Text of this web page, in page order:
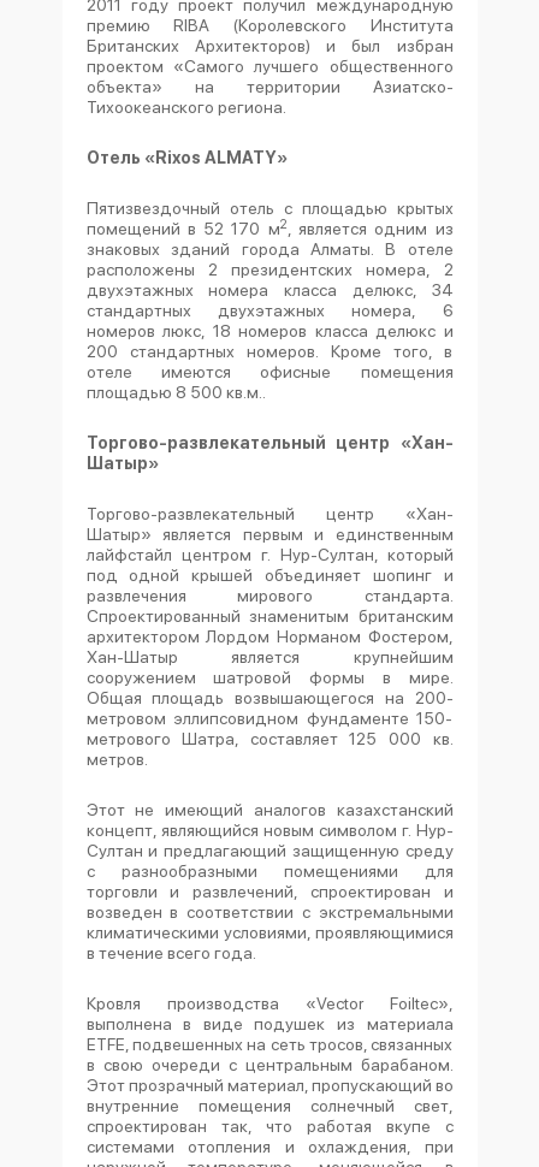
2011 году проект получил международную
премию RIBA (Королевского Института
Британских Архитекторов) и был избран
проектом «Самого лучшего общественного
объекта» на территории Азиатско-
Тихоокеанского региона.
Отель «Rixos ALMATY»
Пятизвездочный отель с площадью крытых
помещений в 52 170 м2
, является одним из
знаковых зданий города Алматы. В отеле
расположены 2 президентских номера, 2
двухэтажных номера класса делюкс, 34
стандартных двухэтажных номера, 6
номеров люкс, 18 номеров класса делюкс и
200 стандартных номеров. Кроме того, в
отеле имеются офисные помещения
площадью 8 500 кв.м..
Торгово-развлекательный центр «Хан-
Шатыр»
Торгово-развлекательный центр «Хан-
Шатыр» является первым и единственным
лайфстайл центром г. Нур-Султан, который
под одной крышей объединяет шопинг и
развлечения мирового стандарта.
Спроектированный знаменитым британским
архитектором Лордом Норманом Фостером,
Хан-Шатыр является крупнейшим
сооружением шатровой формы в мире.
Общая площадь возвышающегося на 200-
метровом эллипсовидном фундаменте 150-
метрового Шатра, составляет 125 000 кв.
метров.
Этот не имеющий аналогов казахстанский
концепт, являющийся новым символом г. Нур-
Султан и предлагающий защищенную среду
с разнообразными помещениями для
торговли и развлечений, спроектирован и
возведен в соответствии с экстремальными
климатическими условиями, проявляющимися
в течение всего года.
Кровля производства «Vector Foiltec»,
выполнена в виде подушек из материала
ETFE, подвешенных на сеть тросов, связанных
в свою очереди с центральным барабаном.
Этот прозрачный материал, пропускающий во
внутренние помещения солнечный свет,
спроектирован так, что работая вкупе с
системами отопления и охлаждения, при